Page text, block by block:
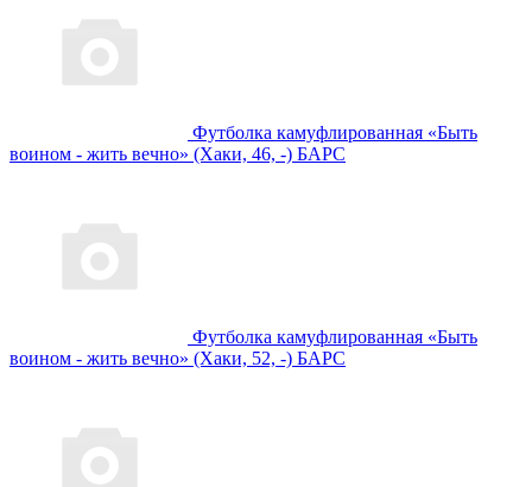
Футболка камуфлированная «Быть
воином - жить вечно» (Хаки, 46, -) БАРС
Футболка камуфлированная «Быть
воином - жить вечно» (Хаки, 52, -) БАРС